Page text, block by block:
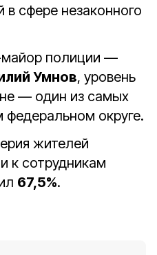
в сфере незаконного
майор полиции —
Умнов, уровень
— один из самых
федеральном округе.
жителей
к сотрудникам
67,5%.